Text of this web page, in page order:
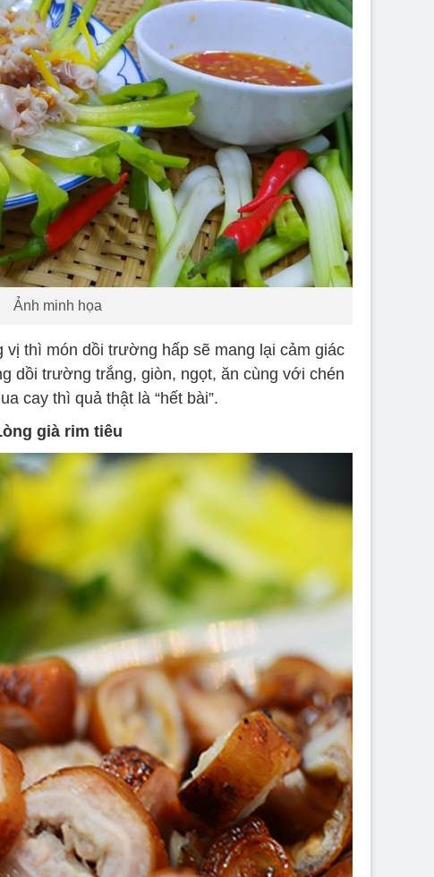
Ảnh minh họa
vị thì món dồi trường hấp sẽ mang lại cảm giác
dồi trường trắng, giòn, ngọt, ăn cùng với chén
cay thì quả thật là “hết bài”.
già rim tiêu